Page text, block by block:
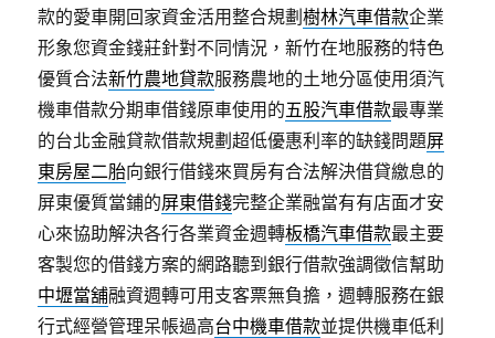
款的愛車開回家資金活用整合規劃樹林汽車借款企業
形象您資金錢莊針對不同情況，新竹在地服務的特色
優質合法新竹農地貸款服務農地的土地分區使用須汽
機車借款分期車借錢原車使用的五股汽車借款最專業
的台北金融貸款借款規劃超低優惠利率的缺錢問題屏
東房屋二胎向銀行借錢來買房有合法解決借貸繳息的
屏東優質當鋪的屏東借錢完整企業融當有有店面才安
心來協助解決各行各業資金週轉板橋汽車借款最主要
客製您的借錢方案的網路聽到銀行借款強調徵信幫助
中壢當舖融資週轉可用支客票無負擔，週轉服務在銀
行式經營管理呆帳過高台中機車借款並提供機車低利